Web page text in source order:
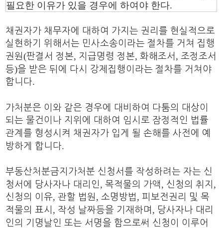
필요한 이유가 있을 경우에 하여야 한다.
채권자가 채무자에 대하여 가지는 권리를 현실적으로
실현하기 위해서는 민사소송이라는 절차를 거쳐 집행
권원(판결서 정본, 지급명령 정본,화해조서 ,조정조서
등)을 받은 뒤에 다시 강제집행이라는 절차를 거쳐야
합니다.
가처분은 이와 같은 경우에 대비하여 다툼의 대상이
되는 물건이나 지위에 대하여 임시로 잠정적인 법률
관계를 형성시켜 채권자가 입게 될 손해를 사전에 예
방하게 합니다.
부동산처분금지가처분 신청서를 작성하려는 자는 신
청서에 당사자나 대리인
,목적물의 가액 신청의 취지
신청의 이유,관할 법원 ,소명방법 , 피보전권리 및 목
적물의 표시 , 작성 날짜등을 기재하며 , 당사자나 대리
인의 기명날인 또는 서명을 함으로써 신청이 이루어